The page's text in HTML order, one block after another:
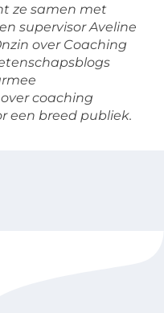
ze samen met
supervisor Aveline
over Coaching
coaching
een breed publiek.